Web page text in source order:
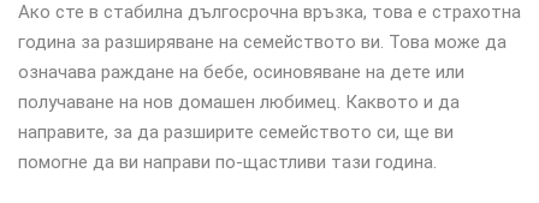
Ако сте в стабилна дългосрочна връзка, това е страхотна
година за разширяване на семейството ви. Това може да
означава раждане на бебе, осиновяване на дете или
получаване на нов домашен любимец. Каквото и да
направите, за да разширите семейството си, ще ви
помогне да ви направи по-щастливи тази година.